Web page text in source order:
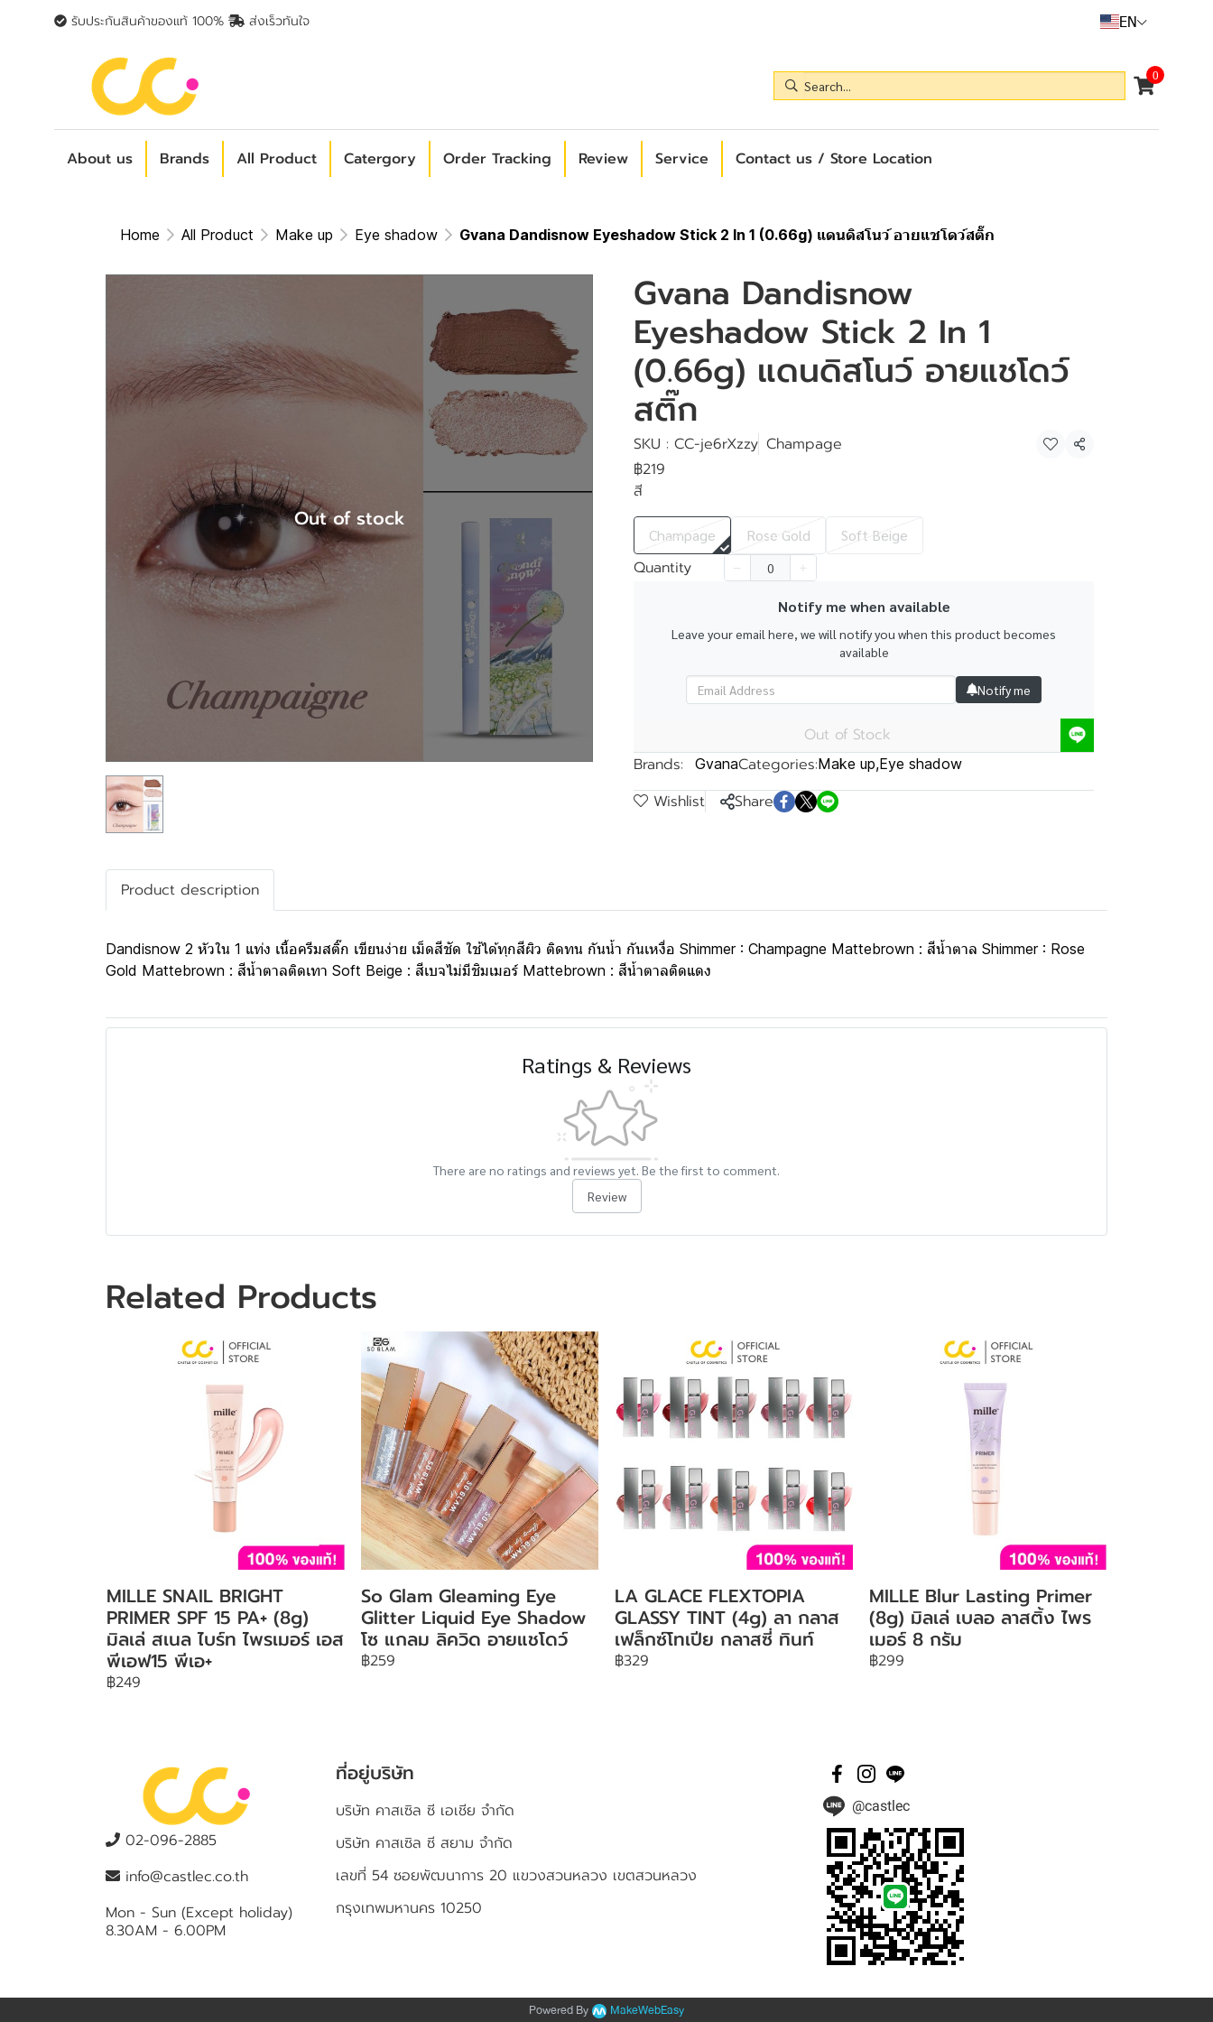
รับประกันสินค้าของแท้ 100% ส่งเร็วทันใจ EN
0
About us Brands All Product Catergory Order Tracking Review Service Contact us / Store Location
Home All Product Make up Eye shadow Gvana Dandisnow Eyeshadow Stick 2 In 1 (0.66g) แดนดิสโนว์ อายแชโดว์สติ๊ก
Out of stock
Gvana Dandisnow
Eyeshadow Stick 2 In 1
(0.66g) แดนดิสโนว์ อายแชโดว์
สติ๊ก
SKU : CC-je6rXzzy Champage
Share
฿219
สี
Champage Rose Gold Soft Beige
Quantity
Notify me when available
Leave your email here, we will notify you when this product becomes
available
Notify me
Out of Stock
Brands:
GvanaCategories:Make up,Eye shadow
Wishlist Share
Product description
Dandisnow 2 หัวใน 1 แท่ง เนื้อครีมสติ๊ก เขียนง่าย เม็ดสีชัด ใช้ได้ทุกสีผิว ติดทน กันน้ำ กันเหงื่อ Shimmer : Champagne Mattebrown : สีน้ำตาล Shimmer : Rose
Gold Mattebrown : สีน้ำตาลติดเทา Soft Beige : สีเบจไม่มีชิมเมอร์ Mattebrown : สีน้ำตาลติดแดง
Ratings & Reviews
There are no ratings and reviews yet. Be the first to comment.
Review
Related Products
MILLE SNAIL BRIGHT
PRIMER SPF 15 PA+ (8g)
มิลเล่ สเนล ไบร์ท ไพรเมอร์ เอส
พีเอฟ15 พีเอ+
฿249
So Glam Gleaming Eye
Glitter Liquid Eye Shadow
โซ แกลม ลิควิด อายแชโดว์
฿259
LA GLACE FLEXTOPIA
GLASSY TINT (4g) ลา กลาส
เฟล็กซ์โทเปีย กลาสซี่ ทินท์
฿329
MILLE Blur Lasting Primer
(8g) มิลเล่ เบลอ ลาสติ้ง ไพร
เมอร์ 8 กรัม
฿299
02-096-2885
info@castlec.co.th
Mon - Sun (Except holiday)
8.30AM - 6.00PM
ที่อยู่บริษัท
บริษัท คาสเซิล ซี เอเชีย จำกัด
บริษัท คาสเซิล ซี สยาม จำกัด
เลขที่ 54 ซอยพัฒนาการ 20 แขวงสวนหลวง เขตสวนหลวง
กรุงเทพมหานคร 10250
@castlec
Powered By MakeWebEasy